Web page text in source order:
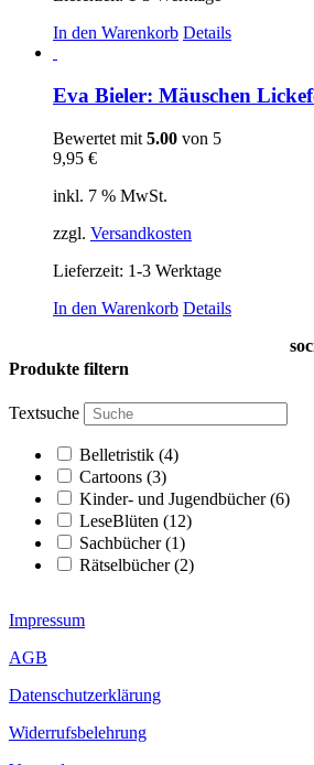
In den Warenkorb Details
Eva Bieler: Mäuschen
Bewertet mit 5.00 von 5
9,95 €
inkl. 7 % MwSt.
zzgl. Versandkosten
Lieferzeit: 1-3 Werktage
In den Warenkorb Details
Produkte filtern
Textsuche
Belletristik (4)
Cartoons (3)
Kinder- und Jugendbücher(6)
LeseBlüten (12)
Sachbücher(1)
Rätselbücher(2)
Impressum
AGB
Datenschutzerklärung
Widerrufsbelehrung